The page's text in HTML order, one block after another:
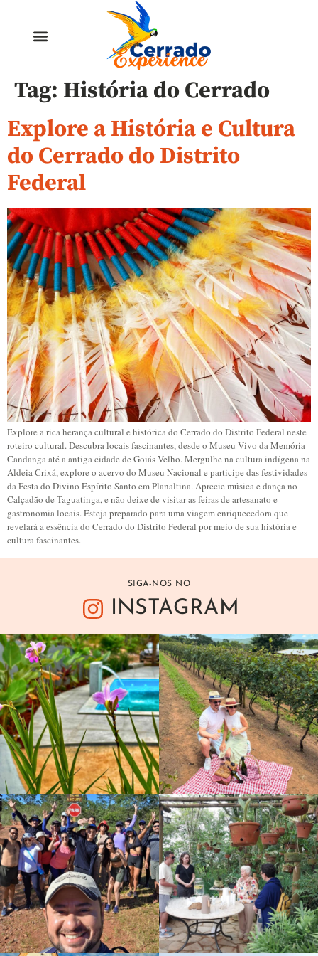
Tag: História do Cerrado
Explore a História e Cultura
do Cerrado do Distrito
Federal
Explore a rica herança cultural e histórica do Cerrado do Distrito Federal neste
roteiro cultural. Descubra locais fascinantes, desde o Museu Vivo da Memória
Candanga até a antiga cidade de Goiás Velho. Mergulhe na cultura indígena na
Aldeia Crixá, explore o acervo do Museu Nacional e participe das festividades
da Festa do Divino Espírito Santo em Planaltina. Aprecie música e dança no
Calçadão de Taguatinga, e não deixe de visitar as feiras de artesanato e
gastronomia locais. Esteja preparado para uma viagem enriquecedora que
revelará a essência do Cerrado do Distrito Federal por meio de sua história e
cultura fascinantes.
SIGA-NOS NO
INSTAGRAM